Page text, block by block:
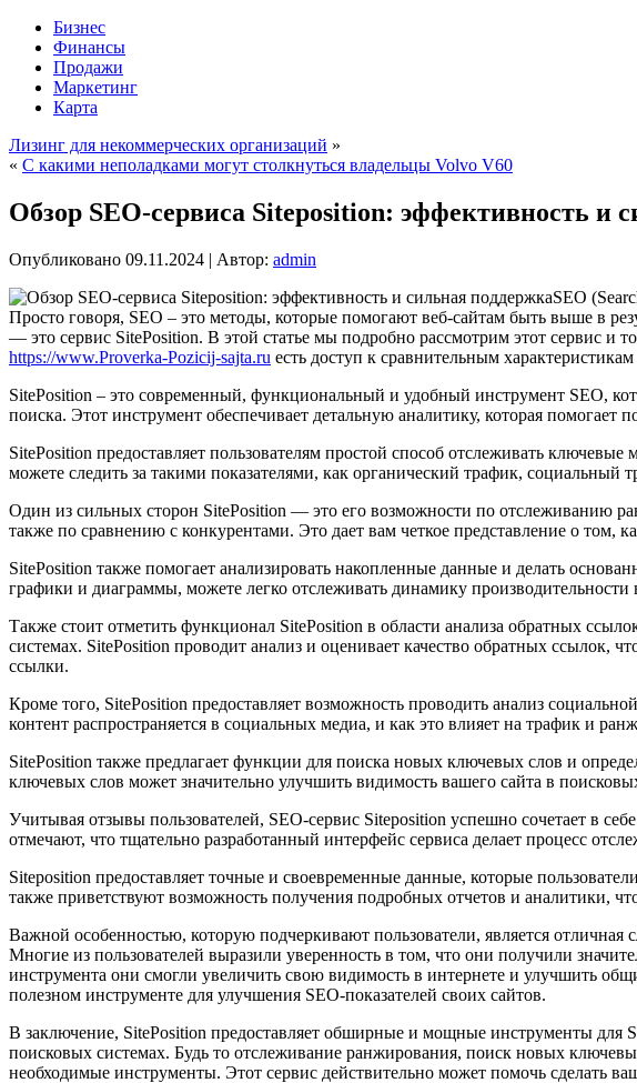
Бизнес
Финансы
Продажи
Маркетинг
Карта
Лизинг для некоммерческих организаций »
« С какими неполадками могут столкнуться владельцы Volvo V60
Обзор SEO-сервиса Siteposition: эффективность и
Опубликовано 09.11.2024 | Автор: admin
SEO
Просто говоря, SEO – это методы, которые помогают веб-сайтам быть выше в
— это сервис SitePosition. В этой статье мы подробно рассмотрим этот сервис и
https://www.Proverka-Pozicij-sajta.ru есть доступ к сравнительным
SitePosition – это современный, функциональный и удобный инструмент SEO,
поиска. Этот инструмент обеспечивает детальную аналитику, которая
SitePosition предоставляет пользователям простой способ отслеживать
можете следить за такими показателями, как органический трафик,
Один из сильных сторон SitePosition — это его возможности по отслеживанию
также по сравнению с конкурентами. Это дает вам четкое представление о том,
SitePosition также помогает анализировать накопленные данные и делать
графики и диаграммы, можете легко отслеживать динамику производительности
Также стоит отметить функционал SitePosition в области анализа обратных
системах. SitePosition проводит анализ и оценивает качество обратных ссылок,
ссылки.
Кроме того, SitePosition предоставляет возможность проводить анализ
контент распространяется в социальных медиа, и как это влияет на трафик и
SitePosition также предлагает функции для поиска новых ключевых слов и
ключевых слов может значительно улучшить видимость вашего сайта в
Учитывая отзывы пользователей, SEO-сервис Siteposition успешно сочетает в
отмечают, что тщательно разработанный интерфейс сервиса делает процесс
Siteposition предоставляет точные и своевременные данные, которые
также приветствуют возможность получения подробных отчетов и аналитики,
Важной особенностью, которую подчеркивают пользователи, является
Многие из пользователей выразили уверенность в том, что они получили
инструмента они смогли увеличить свою видимость в интернете и улучшить
полезном инструменте для улучшения SEO-показателей своих сайтов.
В заключение, SitePosition предоставляет обширные и мощные инструменты для
поисковых системах. Будь то отслеживание ранжирования, поиск новых
необходимые инструменты. Этот сервис действительно может помочь сделать